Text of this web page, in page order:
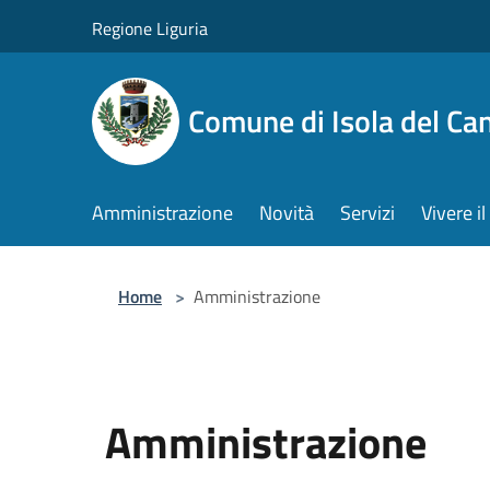
Regione Liguria
Comune di Isola del
Amministrazione Novità Servizi Vivere
Home > Amministrazione
Amministrazione